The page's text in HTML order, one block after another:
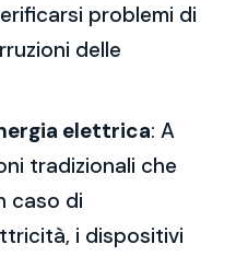
problemi di
delle
elettrica: A
tradizionali che
caso di
i dispositivi